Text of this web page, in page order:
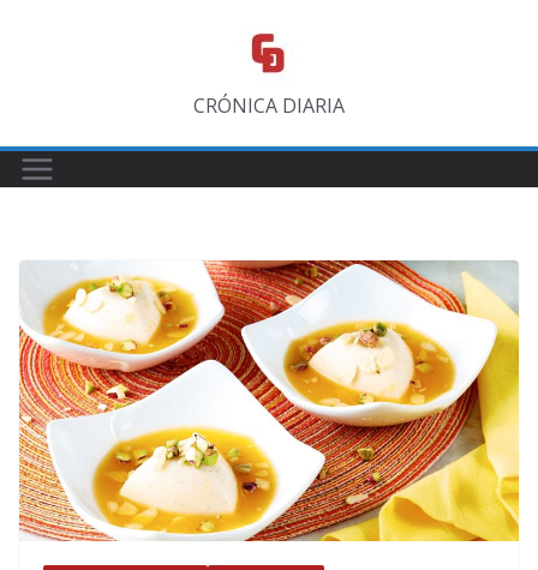
CRÓNICA DIARIA